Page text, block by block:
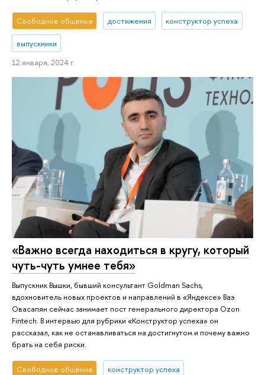
Свободное общение достижения конструктор успеха
выпускники
12 января, 2024 г.
«Важно всегда находиться в кругу, который
чуть-чуть умнее тебя»
Выпускник Вышки, бывший консультант Goldman Sachs,
вдохновитель новых проектов и направлений в «Яндексе» Ваэ
Овасапян сейчас занимает пост генерального директора Ozon
Fintech. В интервью для рубрики «Конструктор успеха» он
рассказал, как не останавливаться на достигнутом и почему важно
брать на себя риски.
Свободное общение
конструктор успеха